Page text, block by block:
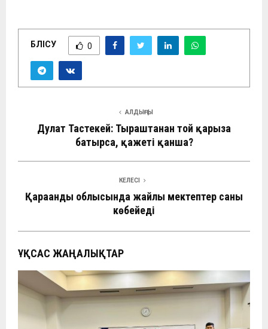
БӨЛІСУ 0
АЛДЫҢҒЫ
Дулат Тастекей: Тыраштанған той қарызға
батырса, қажеті қанша?
КЕЛЕСІ
Қарағанды облысында жайлы мектептер саны
көбейеді
ҰҚСАС ЖАҢАЛЫҚТАР